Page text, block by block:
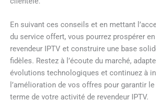
En suivant ces conseils et en mettant
du service offert, vous pourrez prospérer
revendeur IPTV et construire une base
fidèles. Restez à l’écoute du marché,
évolutions technologiques et continuez à
l’amélioration de vos offres pour garantir
terme de votre activité de revendeur IPTV.